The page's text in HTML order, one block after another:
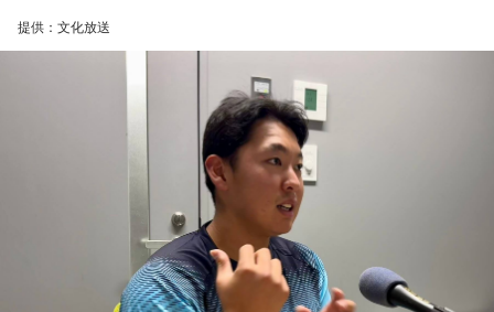
45試合出場で9ゴールを記録するなど活躍を見せ、1993年に
はW杯アジア地区最終予選にも出場しました。2002年に現役
を引退した後は、サッカー解説者としてメディアでの活動の
ほか、講演会やサッカー教室をおこなうなど、自身の経験を
活かしながら幅広く活動しています。
◆「塩貝選手に悪意はなかった」
藤木：決勝トーナメントの相手がブラジルに決まった際、塩
貝選手の言葉が切り取られて話題になったというか、ブラジ
ルにちょっと火をつけてしまった部分もあるのかなと思った
提供：文化放送